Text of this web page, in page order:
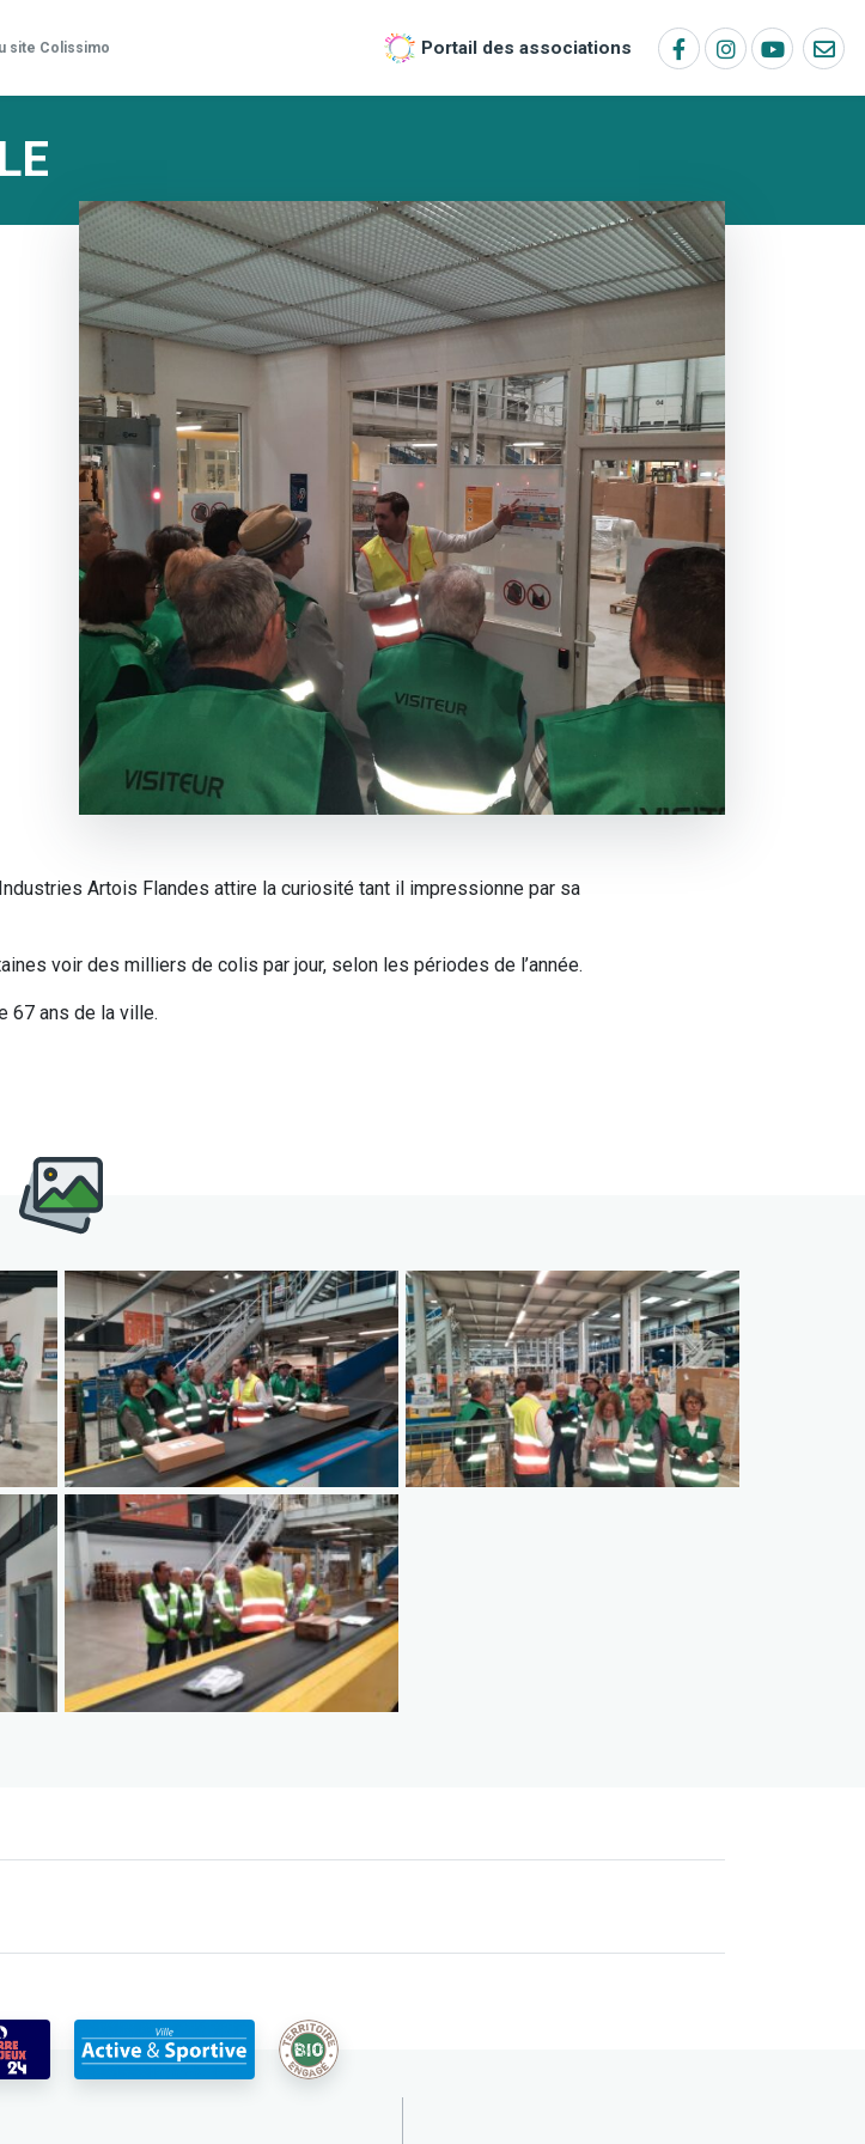
site Colissimo Portail des associations
Artois Flandes attire la curiosité tant il impressionne par sa
voir des milliers de colis par jour, selon les périodes de l’année.
67 ans de la ville.